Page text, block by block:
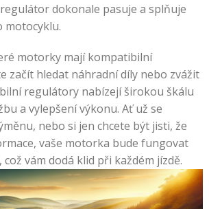
dokonale pasuje a splňuje
motocyklu.
motorky mají kompatibilní
začít hledat náhradní díly nebo zvážit
regulátory nabízejí širokou škálu
a vylepšení výkonu. Ať už se
nebo si jen chcete být jisti, že
vaše motorka bude fungovat
vám dodá klid při každém jízdě.